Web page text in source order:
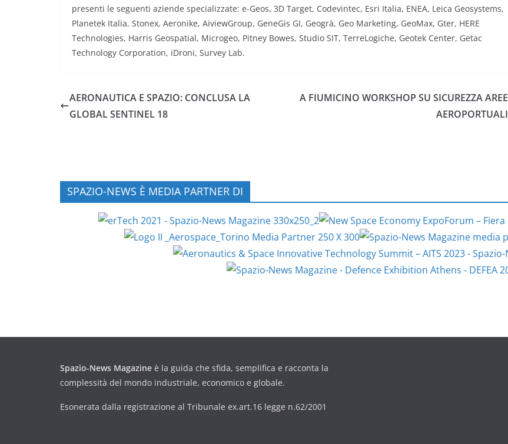
presenti le seguenti aziende specializzate: e-Geos, 3D Target, Codevintec, Esri Italia, ENEA, Leica Geosystems,
Planetek Italia, Stonex, Aeronike, AiviewGroup, GeneGis GI, Geogrà, Geo Marketing, GeoMax, Gter, HERE
Technologies, Harris Geospatial, Microgeo, Pitney Bowes, Studio SIT, TerreLogiche, Geotek Center, Getac
Technology Corporation, iDroni, Survey Lab.
AERONAUTICA E SPAZIO: CONCLUSA LA
GLOBAL SENTINEL 18
A FIUMICINO WORKSHOP SU SICUREZZA AREE
AEROPORTUALI
SPAZIO-NEWS È MEDIA PARTNER DI
Spazio-News Magazine è la guida che sfida, semplifica e racconta la
complessità del mondo industriale, economico e globale.
Esonerata dalla registrazione al Tribunale ex.art.16 legge n.62/2001